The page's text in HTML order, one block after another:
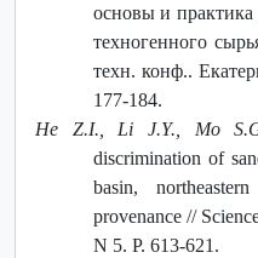
основы и практика
техногенного
техн. конф..
177-184.
He Z.I., Li J.Y., Mo
discrimination of
basin,
provenance //
N 5. P. 613-621.